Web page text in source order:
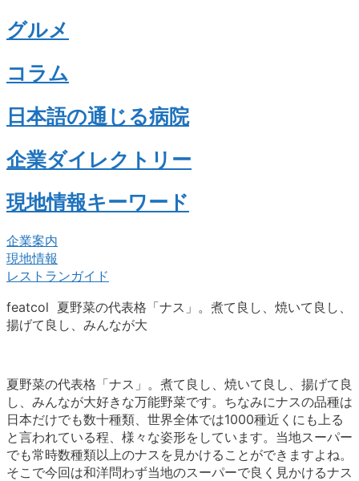
グルメ
コラム
日本語の通じる病院
企業ダイレクトリー
現地情報キーワード
企業案内
現地情報
レストランガイド
featcol 夏野菜の代表格「ナス」。煮て良し、焼いて良し、
揚げて良し、みんなが大
夏野菜の代表格「ナス」。煮て良し、焼いて良し、揚げて良
し、みんなが大好きな万能野菜です。ちなみにナスの品種は
日本だけでも数十種類、世界全体では1000種近くにも上る
と言われている程、様々な姿形をしています。当地スーパー
でも常時数種類以上のナスを見かけることができますよね。
そこで今回は和洋問わず当地のスーパーで良く見かけるナス